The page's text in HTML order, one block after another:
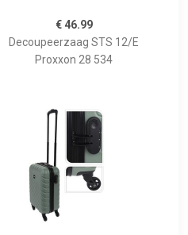
€ 46.99
Decoupeerzaag STS 12/E
Proxxon 28 534